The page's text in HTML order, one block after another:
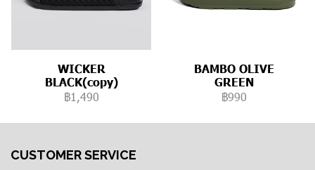
WICKER
BLACK(copy)
฿1,490
BAMBO OLIVE
GREEN
฿990
CUSTOMER SERVICE